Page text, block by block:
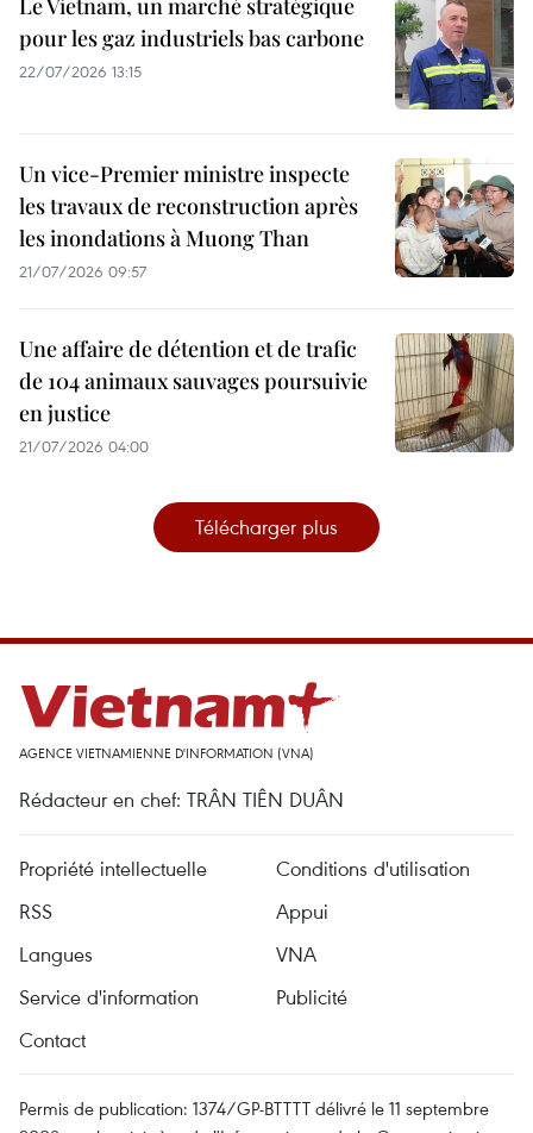
pour les gaz industriels bas carbone
22/07/2026 13:15
Un vice-Premier ministre inspecte
les travaux de reconstruction après
les inondations à Muong Than
21/07/2026 09:57
Une affaire de détention et de trafic
de 104 animaux sauvages poursuivie
en justice
21/07/2026 04:00
Télécharger plus
AGENCE VIETNAMIENNE D'INFORMATION (VNA)
Rédacteur en chef: TRÂN TIÊN DUÂN
Propriété intellectuelle
Conditions d'utilisation
RSS
Appui
Langues
VNA
Service d'information
Publicité
Contact
Permis de publication: 1374/GP-BTTTT délivré le 11 septembre